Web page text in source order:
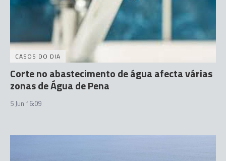
CASOS DO DIA
Corte no abastecimento de água afecta várias
zonas de Água de Pena
5 Jun 16:09